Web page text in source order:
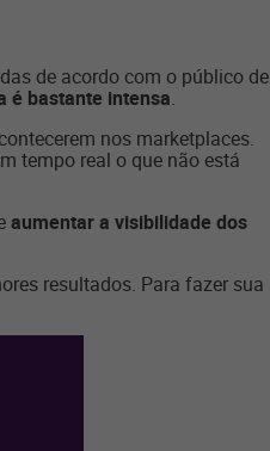
de acordo com o público de
é bastante intensa.
nos marketplaces.
tempo real o que não está
aumentar a visibilidade dos
resultados. Para fazer sua